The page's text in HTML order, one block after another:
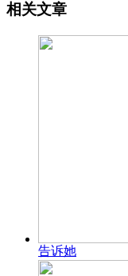
相关文章
告诉她